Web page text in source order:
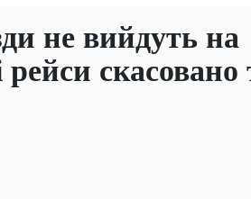
не вийдуть на
скасовано